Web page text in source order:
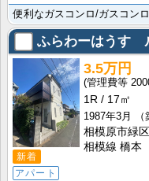
ふらわーはうす
新着
アパート
3.5万円
1R
17㎡
1987年3月
相模原市緑
相模線 橋本